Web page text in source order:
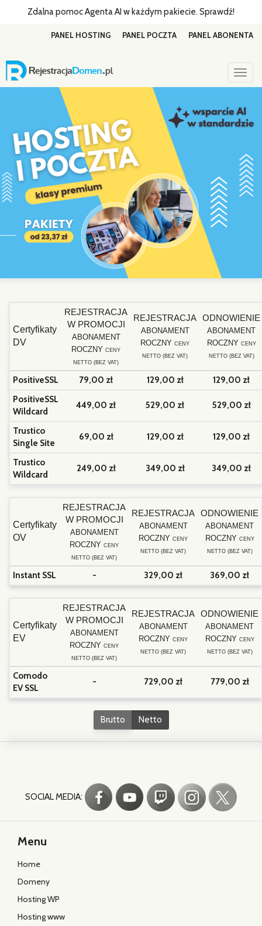
Zdalna pomoc Agenta AI w każdym pakiecie. Sprawdź!
PANEL ABONENTA
PANEL POCZTA
PANEL HOSTING
Certyfikaty
DV
REJESTRACJA
W PROMOCJI
ABONAMENT
ROCZNY CENY
NETTO (BEZ VAT)
REJESTRACJA
ABONAMENT
ROCZNY CENY
NETTO (BEZ VAT)
ODNOWIENIE
ABONAMENT
ROCZNY CENY
NETTO (BEZ VAT)
PositiveSSL 79,00 zł 129,00 zł
129,00 zł
PositiveSSL
Wildcard
449,00 zł 529,00 zł 529,00 zł
Trustico
Single Site
69,00 zł 129,00 zł 129,00 zł
Trustico
Wildcard
249,00 zł 349,00 zł 349,00 zł
Certyfikaty
OV
REJESTRACJA
W PROMOCJI
ABONAMENT
ROCZNY CENY
NETTO (BEZ VAT)
REJESTRACJA
ABONAMENT
ROCZNY CENY
NETTO (BEZ VAT)
ODNOWIENIE
ABONAMENT
ROCZNY CENY
NETTO (BEZ VAT)
Instant SSL - 329,00 zł 369,00 zł
Certyfikaty
EV
REJESTRACJA
W PROMOCJI
ABONAMENT
ROCZNY CENY
NETTO (BEZ VAT)
REJESTRACJA
ABONAMENT
ROCZNY CENY
NETTO (BEZ VAT)
ODNOWIENIE
ABONAMENT
ROCZNY CENY
NETTO (BEZ VAT)
Comodo
EV SSL
- 729,00 zł 779,00 zł
Brutto Netto
SOCIAL MEDIA:
Menu
Home
Domeny
Hosting WP
Hosting www